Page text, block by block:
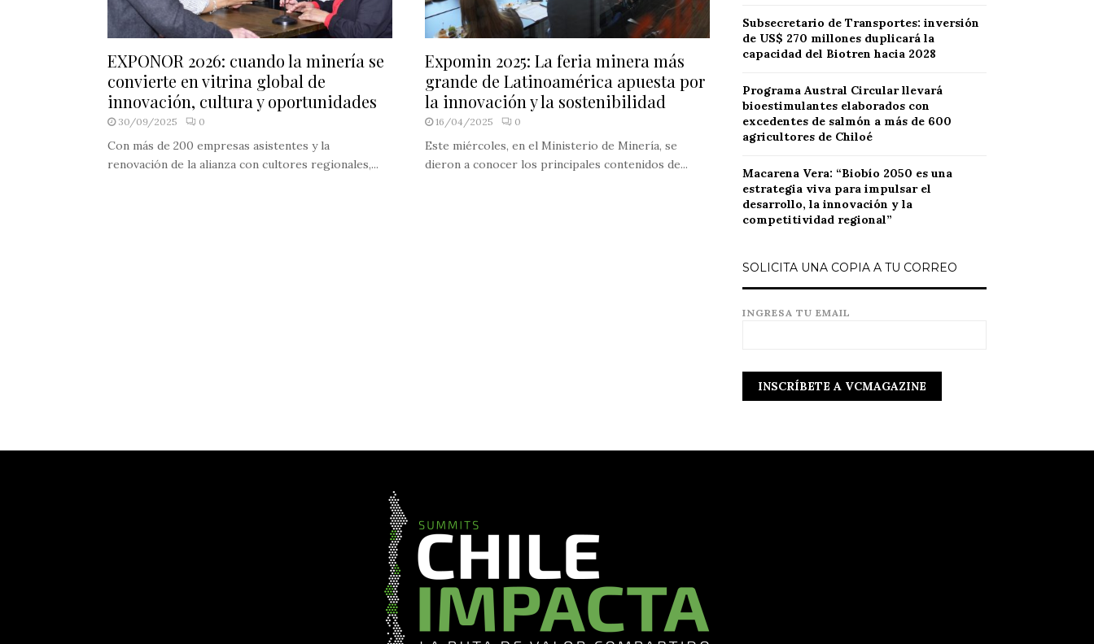
EXPONOR 2026: cuando la minería se
convierte en vitrina global de
innovación, cultura y oportunidades
30/09/2025 0
Con más de 200 empresas asistentes y la
renovación de la alianza con cultores regionales,...
Expomin 2025: La feria minera más
grande de Latinoamérica apuesta por
la innovación y la sostenibilidad
16/04/2025 0
Este miércoles, en el Ministerio de Minería, se
dieron a conocer los principales contenidos de...
Subsecretario de Transportes: inversión
de US$ 270 millones duplicará la
capacidad del Biotren hacia 2028
Programa Austral Circular llevará
bioestimulantes elaborados con
excedentes de salmón a más de 600
agricultores de Chiloé
Macarena Vera: “Biobío 2050 es una
estrategia viva para impulsar el
desarrollo, la innovación y la
competitividad regional”
SOLICITA UNA COPIA A TU CORREO
INGRESA TU EMAIL